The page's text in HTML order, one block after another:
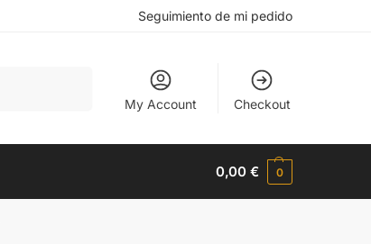
Seguimiento de mi pedido
My Account Checkout
0,00€ 0